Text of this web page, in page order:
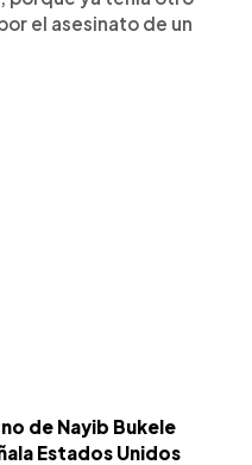
el asesinato de un
de Nayib Bukele
Estados Unidos